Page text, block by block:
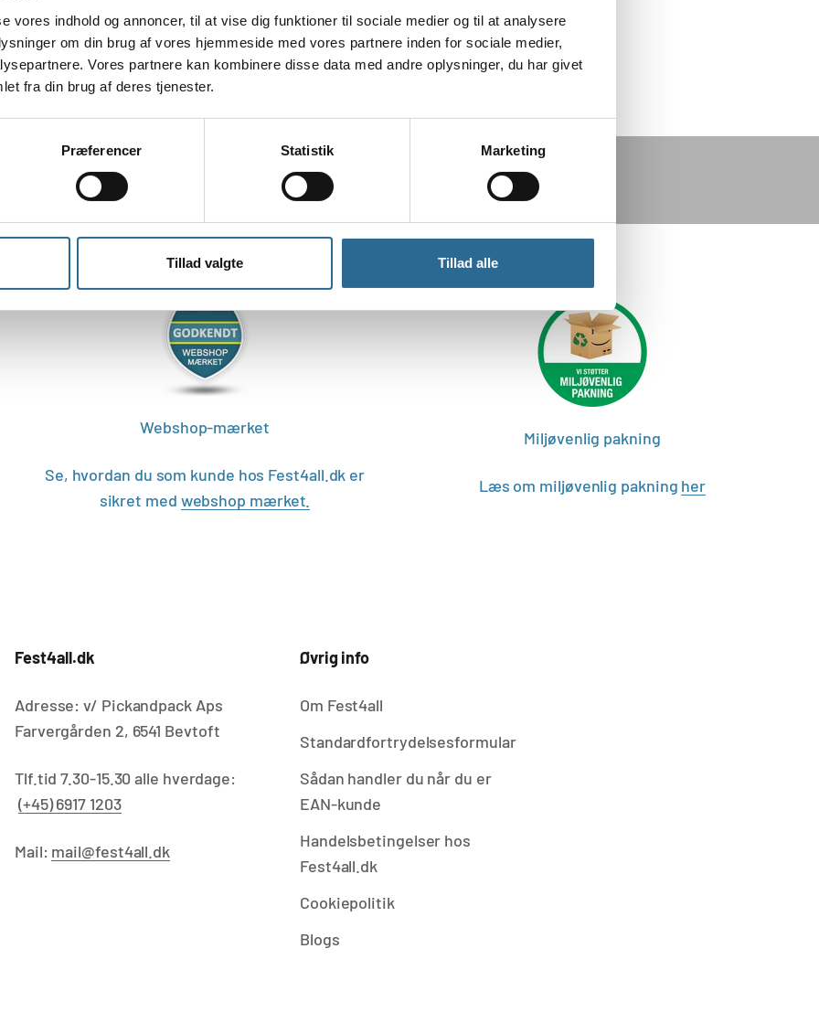
vores indhold og annoncer, til at vise dig funktioner til sociale medier og til at analysere
om din brug af vores hjemmeside med vores partnere inden for sociale medier,
Vores partnere kan kombinere disse data med andre oplysninger, du har givet
fra din brug af deres tjenester.
Præferencer Statistik Marketing
Tillad valgte Tillad alle
Webshop-mærket
Se, hvordan du som kunde hos Fest4all.dk er
sikret med webshop mærket.
Miljøvenlig pakning
Læs om miljøvenlig pakning her
Fest4all.dk
Adresse: v/ Pickandpack Aps
Farvergården 2, 6541 Bevtoft
Tlf.tid 7.30-15.30 alle hverdage:
(+45) 6917 1203
Mail: mail@fest4all.dk
Øvrig info
Om Fest4all
Standardfortrydelsesformular
Sådan handler du når du er
EAN-kunde
Handelsbetingelser hos
Fest4all.dk
Cookiepolitik
Blogs